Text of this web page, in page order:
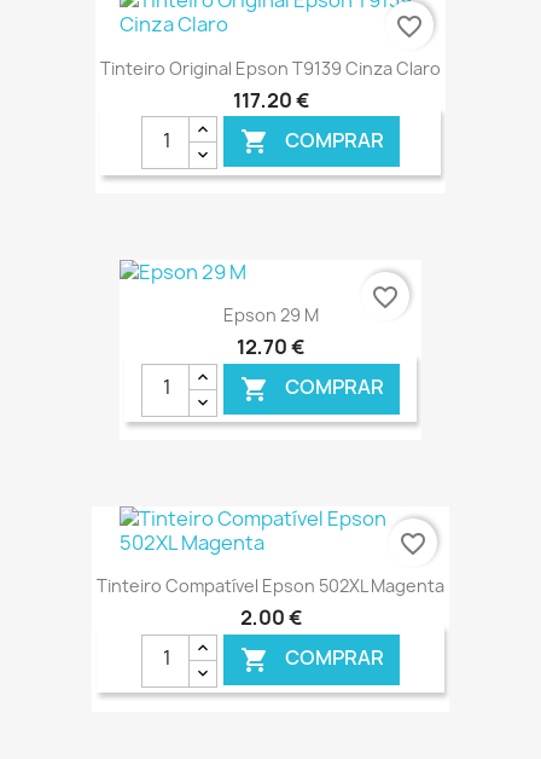
€ ONLINE
Tinteiro Original Epson T9139 Cinza Claro
117,20 €
 COMPRAR
favorite_border
Epson 29 M
12,70 €
 COMPRAR
€ ONLINE
favorite_border
Tinteiro Compatível Epson 502XL Magenta
2,00 €
 COMPRAR
favorite_border